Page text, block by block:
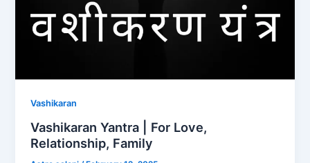
Vashikaran
Vashikaran Yantra | For Love,
Relationship, Family